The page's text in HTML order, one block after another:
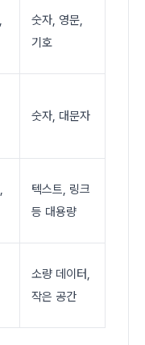
숫자, 영문,
기호
숫자, 대문자
텍스트, 링크
등 대용량
소량 데이터,
작은 공간